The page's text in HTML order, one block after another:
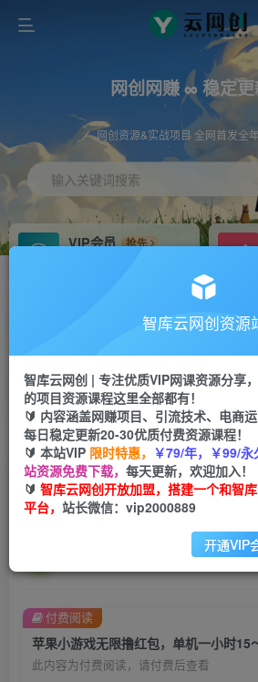
网创网赚 ∞ 稳定
网创资源&实战项目 全网首发全
输入关键词搜索
VIP会员
抢先
会员专属推广链接
网赚网创 项目
365天稳定跟新
首页 创业课程 会员免费 正文
苹果小游戏无限撸红包，单机
全程不用看广告【揭秘】
此内容为付费阅读，请付费后查看
付费阅读
智库云网创资源
智库云网创 | 专注优质VIP网课资源分享
的项目资源课程这里全部都有！
🔰 内容涵盖网赚项目、引流技术、电商
每日稳定更新20-30优质付费资源课程！
🔰 本站VIP 限时特惠， ￥79/年，￥99/永
站资源免费下载， 每天更新，欢迎加入！
🔰 智库云网创开放加盟，搭建一个和智
平台， 站长微信：vip2000889
开通VIP